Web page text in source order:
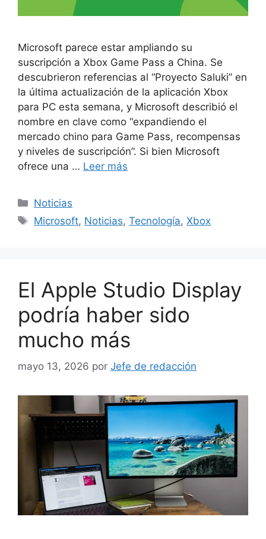
Microsoft parece estar ampliando su
suscripción a Xbox Game Pass a China. Se
descubrieron referencias al “Proyecto Saluki” en
la última actualización de la aplicación Xbox
para PC esta semana, y Microsoft describió el
nombre en clave como “expandiendo el
mercado chino para Game Pass, recompensas
y niveles de suscripción”. Si bien Microsoft
ofrece una … Leer más
Categorías
Noticias
Etiquetas
Microsoft, Noticias,Tecnología,Xbox
El Apple Studio Display
podría haber sido
mucho más
mayo 13, 2026 por Jefe de redacción